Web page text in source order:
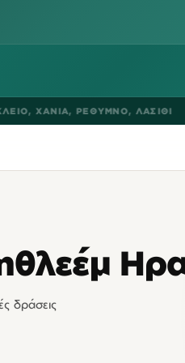
,ΡΕΘΥΜΝΟ ,ΛΑΣΙΘΙ ●
δράσεις